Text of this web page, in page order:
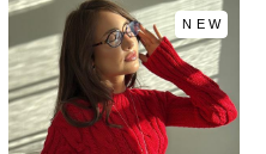
NEW